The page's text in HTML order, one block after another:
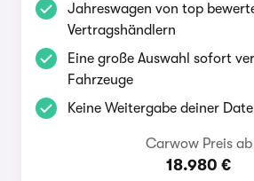
Jahreswagen von top
Vertragshändlern
Eine große Auswahl sofort
Fahrzeuge
Keine Weitergabe deiner
Carwow Preis ab
18.980 €